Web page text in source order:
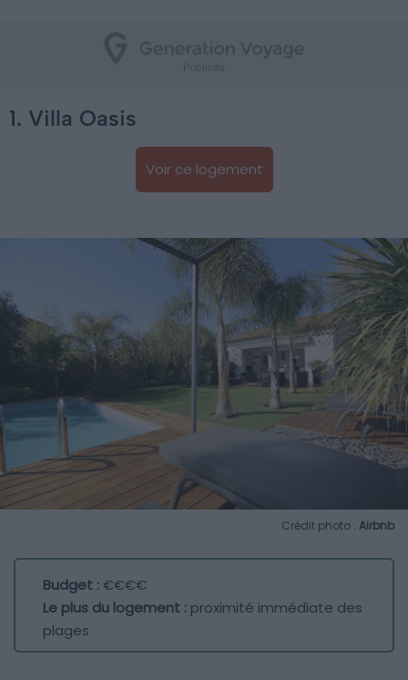
1. Villa Oasis
Voir ce logement
Crédit photo : Airbnb
Budget :€€€€
Le plus du logement : proximité immédiate des
plages